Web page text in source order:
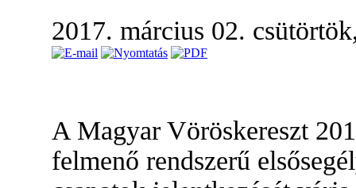
2017. március 02.
A Magyar Vöröskereszt
felmenő rendszerű